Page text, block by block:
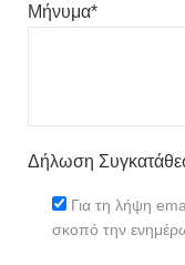
Μήνυμα*
Δήλωση
Για τη λήψη
σκοπό την